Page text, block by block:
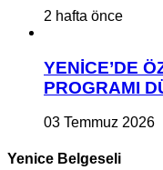
2 hafta önce
YENİCE’DE
PROGRAMI
03 Temmuz 2026
Yenice Belgeseli